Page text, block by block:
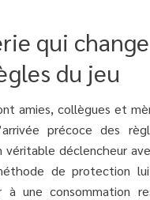
qui
du jeu
amies, collègues et
précoce des
déclencheur
de protection
à une consommation